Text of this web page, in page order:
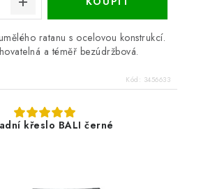
ratanu s ocelovou konstrukcí.
a téměř bezúdržbová.
Kód: 3456633
křeslo BALI černé